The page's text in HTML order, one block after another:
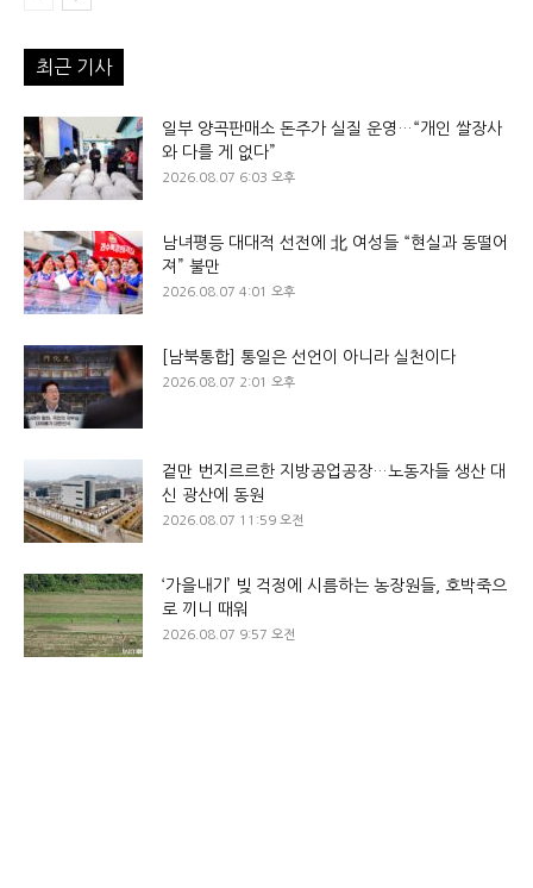
최근 기사
일부 양곡판매소 돈주가 실질 운영…“개인 쌀장사
와 다를 게 없다”
2026.08.07 6:03 오후
남녀평등 대대적 선전에 北 여성들 “현실과 동떨어
져” 불만
2026.08.07 4:01 오후
[남북통합] 통일은 선언이 아니라 실천이다
2026.08.07 2:01 오후
겉만 번지르르한 지방공업공장…노동자들 생산 대
신 광산에 동원
2026.08.07 11:59 오전
‘가을내기’ 빚 걱정에 시름하는 농장원들, 호박죽으
로 끼니 때워
2026.08.07 9:57 오전